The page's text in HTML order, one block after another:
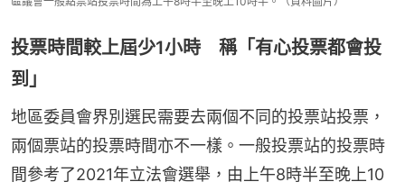
投票時間較上屆少1小時 稱「有心投票都會投
到」
地區委員會界別選民需要去兩個不同的投票站投票，
兩個票站的投票時間亦不一樣。一般投票站的投票時
間參考了2021年立法會選舉，由上午8時半至晚上10